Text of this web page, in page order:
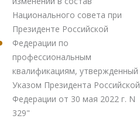
Национального совета при
Президенте Российской
Федерации по
профессиональным
квалификациям, утвержденный
Указом Президента Российской
Федерации от 30 мая 2022 г. N
329"